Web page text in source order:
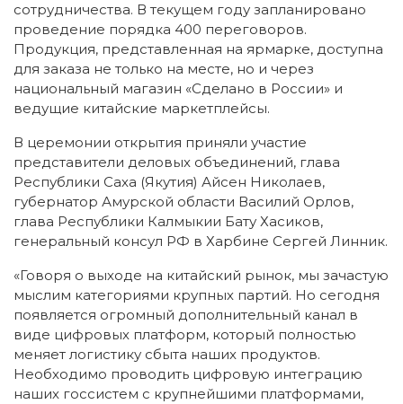
сотрудничества. В текущем году запланировано
проведение порядка 400 переговоров.
Продукция, представленная на ярмарке, доступна
для заказа не только на месте, но и через
национальный магазин «Сделано в России» и
ведущие китайские маркетплейсы.
В церемонии открытия приняли участие
представители деловых объединений, глава
Республики Саха (Якутия) Айсен Николаев,
губернатор Амурской области Василий Орлов,
глава Республики Калмыкии Бату Хасиков,
генеральный консул РФ в Харбине Сергей Линник.
«Говоря о выходе на китайский рынок, мы зачастую
мыслим категориями крупных партий. Но сегодня
появляется огромный дополнительный канал в
виде цифровых платформ, который полностью
меняет логистику сбыта наших продуктов.
Необходимо проводить цифровую интеграцию
наших госсистем с крупнейшими платформами,